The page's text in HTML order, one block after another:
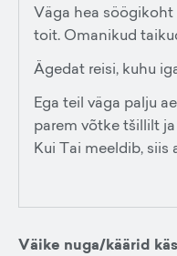
Väga hea söögikoht
toit. Omanikud
Ägedat reisi, kuhu
Ega teil väga palju
parem võtke tšillilt
Kui Tai meeldib, siis
Väike nuga/käärid